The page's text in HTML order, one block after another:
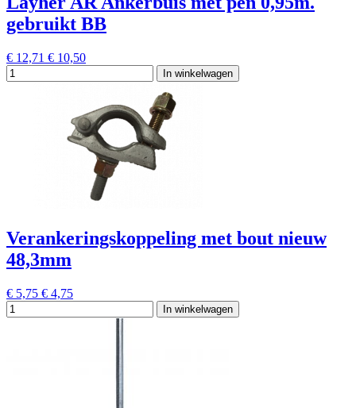
gebruikt BB
€ 12,71 € 10,50
In winkelwagen
Verankeringskoppeling met bout nieuw
48,3mm
€ 5,75 € 4,75
In winkelwagen